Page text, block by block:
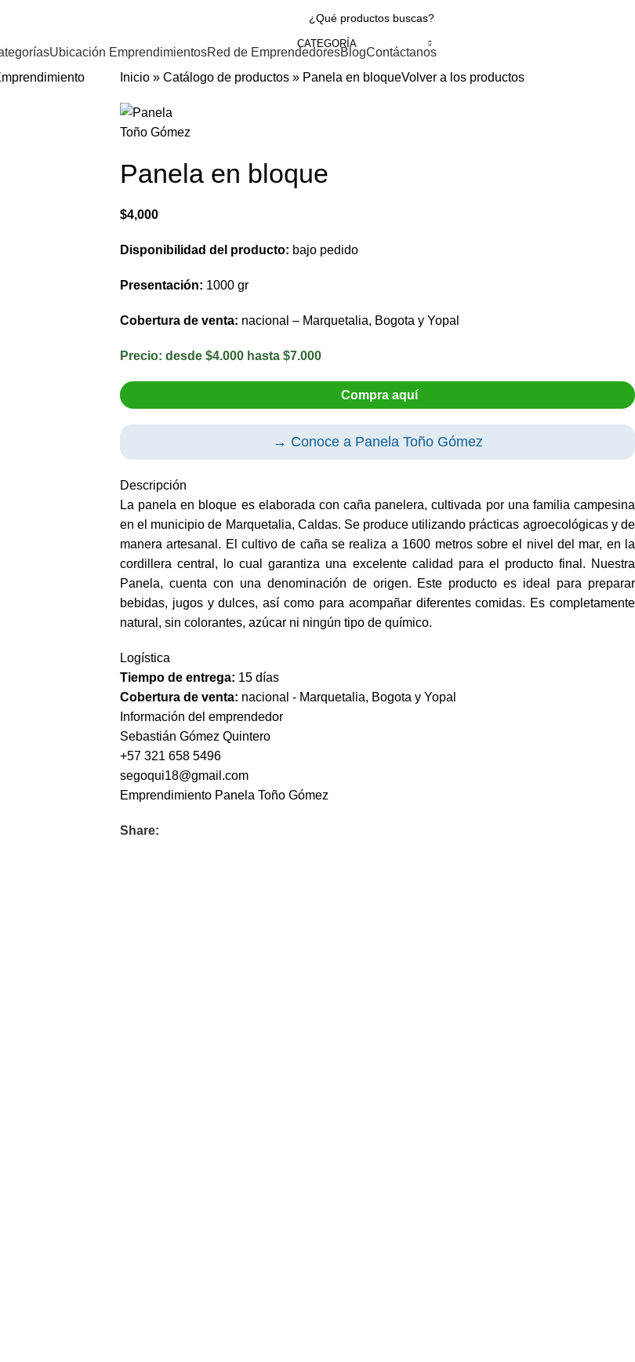
CATEGORÍA
Ubicación EmprendimientosRed de EmprendedoresBlogContáctanos
Inicio » Catálogo de productos » Panela en bloqueVolver a los productos
Panela en bloque
$4,000
Disponibilidad del producto: bajo pedido
Presentación: 1000 gr
Cobertura de venta: nacional – Marquetalia, Bogota y Yopal
Precio: desde $4.000 hasta $7.000
Compra aquí
→ Conoce a Panela Toño Gómez
Descripción
La panela en bloque es elaborada con caña panelera, cultivada por una familia campesina
en el municipio de Marquetalia, Caldas. Se produce utilizando prácticas agroecológicas y de
manera artesanal. El cultivo de caña se realiza a 1600 metros sobre el nivel del mar, en la
cordillera central, lo cual garantiza una excelente calidad para el producto final. Nuestra
Panela, cuenta con una denominación de origen. Este producto es ideal para preparar
bebidas, jugos y dulces, así como para acompañar diferentes comidas. Es completamente
natural, sin colorantes, azúcar ni ningún tipo de químico.
Logística
Tiempo de entrega: 15 días
Cobertura de venta: nacional - Marquetalia, Bogota y Yopal
Información del emprendedor
Sebastián Gómez Quintero
+57 321 658 5496
segoqui18@gmail.com
Emprendimiento Panela Toño Gómez
Share: